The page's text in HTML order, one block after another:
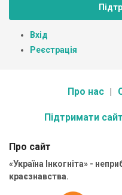
Вхід
Реєстрація
Про нас
Підтримати
Про сайт
«Україна Інкогніта» -
краєзнавства.